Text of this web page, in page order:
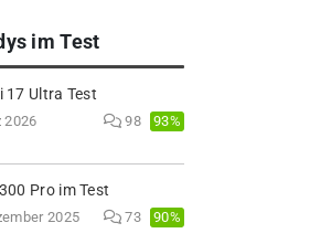
im Test
17 Ultra Test
2026 98 93%
Pro im Test
2025 73 90%